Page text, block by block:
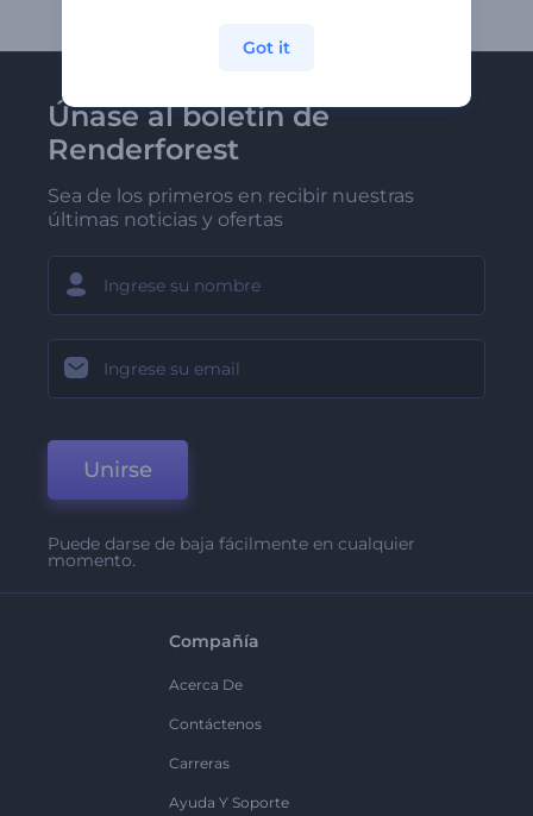
Únase al boletín de
Renderforest
Sea de los primeros en recibir nuestras
últimas noticias y ofertas
Unirse
Puede darse de baja fácilmente en cualquier
momento.
Compañía
Acerca De
Contáctenos
Carreras
Ayuda Y Soporte
Got it